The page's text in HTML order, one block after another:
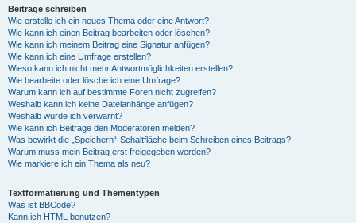
Beiträge schreiben
Wie erstelle ich ein neues Thema oder eine Antwort?
Wie kann ich einen Beitrag bearbeiten oder löschen?
Wie kann ich meinem Beitrag eine Signatur anfügen?
Wie kann ich eine Umfrage erstellen?
Wieso kann ich nicht mehr Antwortmöglichkeiten erstellen?
Wie bearbeite oder lösche ich eine Umfrage?
Warum kann ich auf bestimmte Foren nicht zugreifen?
Weshalb kann ich keine Dateianhänge anfügen?
Weshalb wurde ich verwarnt?
Wie kann ich Beiträge den Moderatoren melden?
Was bewirkt die „Speichern“-Schaltfläche beim Schreiben eines Beitrags?
Warum muss mein Beitrag erst freigegeben werden?
Wie markiere ich ein Thema als neu?
Textformatierung und Thementypen
Was ist BBCode?
Kann ich HTML benutzen?